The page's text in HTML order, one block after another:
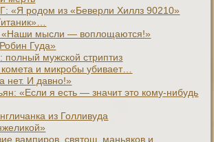
«Я родом из «Беверли Хиллз 90210»
«Наши мысли — воплощаются!»
Гуда»
полный мужской стриптиз
и микробы убивает…
нет. И давно!»
«Если я есть — значит это кому-нибудь
из Голливуда
вампиров, святош, маньяков и